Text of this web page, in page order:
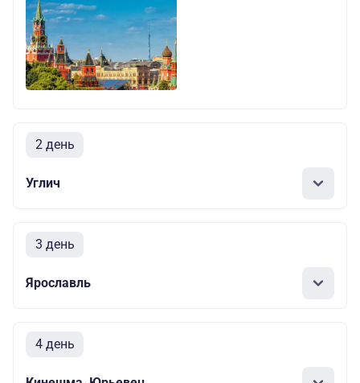
2 день
Углич
3 день
Ярославль
4 день